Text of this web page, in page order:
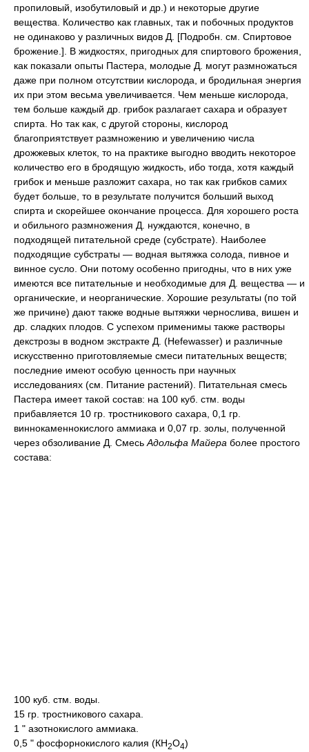
пропиловый, изобутиловый и др.) и некоторые другие
вещества. Количество как главных, так и побочных продуктов
не одинаково у различных видов Д. [Подробн. см. Спиртовое
брожение.]. В жидкостях, пригодных для спиртового брожения,
как показали опыты Пастера, молодые Д. могут размножаться
даже при полном отсутствии кислорода, и бродильная энергия
их при этом весьма увеличивается. Чем меньше кислорода,
тем больше каждый др. грибок разлагает сахара и образует
спирта. Но так как, с другой стороны, кислород
благоприятствует размножению и увеличению числа
дрожжевых клеток, то на практике выгодно вводить некоторое
количество его в бродящую жидкость, ибо тогда, хотя каждый
грибок и меньше разложит сахара, но так как грибков самих
будет больше, то в результате получится больший выход
спирта и скорейшее окончание процесса. Для хорошего роста
и обильного размножения Д. нуждаются, конечно, в
подходящей питательной среде (субстрате). Наиболее
подходящие субстраты — водная вытяжка солода, пивное и
винное сусло. Они потому особенно пригодны, что в них уже
имеются все питательные и необходимые для Д. вещества — и
органические, и неорганические. Хорошие результаты (по той
же причине) дают также водные вытяжки чернослива, вишен и
др. сладких плодов. С успехом применимы также растворы
декстрозы в водном экстракте Д. (Hefewasser) и различные
искусственно приготовляемые смеси питательных веществ;
последние имеют особую ценность при научных
исследованиях (см. Питание растений). Питательная смесь
Пастера имеет такой состав: на 100 куб. стм. воды
прибавляется 10 гр. тростникового сахара, 0,1 гр.
виннокаменнокислого аммиака и 0,07 гр. золы, полученной
через обзоливание Д. Смесь Адольфа Майера более простого
состава:
100 куб. стм. воды.
15 гр. тростникового сахара.
1 " азотнокислого аммиака.
0,5 " фосфорнокислого калия (КН2О4)